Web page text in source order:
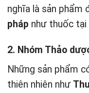
nghĩa là sản phẩm
pháp như thuốc tại
2. Nhóm Thảo
Những sản phẩm
thiên nhiên như